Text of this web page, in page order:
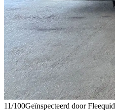
11/100Geïnspecteerd door Fleequid